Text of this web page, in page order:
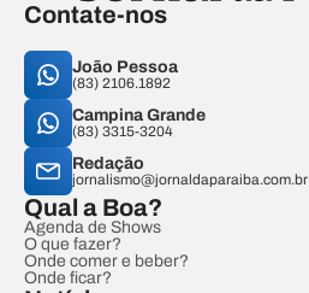
Contate-nos
João Pessoa
(83) 2106.1892
Campina Grande
(83) 3315-3204
Redação
jornalismo@jornaldaparaiba.com.br
Qual a Boa?
Agenda de Shows
O que fazer?
Onde comer e beber?
Onde ficar?